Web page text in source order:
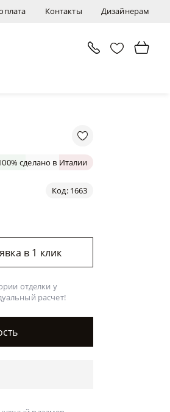
Контакты Дизайнерам
сделано в Италии
Код: 1663
в 1 клик
отделки у
расчет!